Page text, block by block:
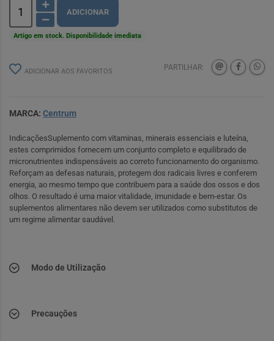
ADICIONAR
Artigo em stock. Disponibilidade imediata
ADICIONAR AOS FAVORITOS PARTILHAR:
MARCA: Centrum
IndicaçõesSuplemento com vitaminas, minerais essenciais e luteína,
estes comprimidos fornecem um conjunto completo e equilibrado de
micronutrientes indispensáveis ao correto funcionamento do organismo.
Reforçam as defesas naturais, protegem dos radicais livres e conferem
energia, ao mesmo tempo que contribuem para a saúde dos ossos e dos
olhos. O resultado é uma maior vitalidade, imunidade e bem-estar. Os
suplementos alimentares não devem ser utilizados como substitutos de
um regime alimentar saudável.
Modo de Utilização
Precauções